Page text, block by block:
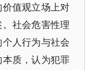
值观立场上对
社会危害性理
人行为与社会
质，认为犯罪